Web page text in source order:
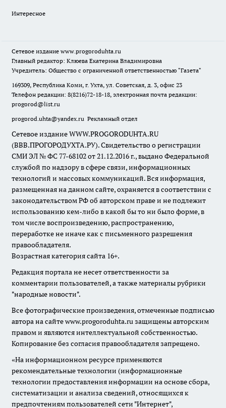
Интересное
Сетевое издание www.progoroduhta.ru
Главный редактор: Клюева Екатерина Владимировна
Учредитель: Общество с ограниченной ответственностью "Газета"
169309, Республика Коми, г. Ухта, ул. Советская, д. 3, офис 23
Телефон редакции: 8(8216)72-18-18, электронная почта редакции:
progorod@list.ru
progorod.uhta@yandex.ru Рекламный отдел
Сетевое издание WWW.PROGORODUHTA.RU
(ВВВ.ПРОГОРОДУХТА.РУ). Свидетельство о регистрации
СМИ ЭЛ № ФС 77-68102 от 21.12.2016 г., выдано Федеральной
службой по надзору в сфере связи, информационных
технологий и массовых коммуникаций. Вся информация,
размещенная на данном сайте, охраняется в соответствии с
законодательством РФ об авторском праве и не подлежит
использованию кем-либо в какой бы то ни было форме, в
том числе воспроизведению, распространению,
переработке не иначе как с письменного разрешения
правообладателя.
Возрастная категория сайта 16+.
Редакция портала не несет ответственности за
комментарии пользователей, а также материалы рубрики
"народные новости".
Все фотографические произведения, отмеченные подписью
автора на сайте www.progoroduhta.ru защищены авторским
правом и являются интеллектуальной собственностью.
Копирование без согласия правообладателя запрещено.
«На информационном ресурсе применяются
рекомендательные технологии (информационные
технологии предоставления информации на основе сбора,
систематизации и анализа сведений, относящихся к
предпочтениям пользователей сети "Интернет",